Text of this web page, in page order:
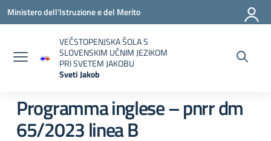
Vai ai contenuti
Vai al menu di navigazione
Vai al footer
Ministero dell'Istruzione e del Merito
VEČSTOPENJSKA ŠOLA S
SLOVENSKIM UČNIM JEZIKOM
PRI SVETEM JAKOBU
Sveti Jakob
Programma inglese – pnrr dm
65/2023 linea B